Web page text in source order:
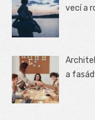
vecí a
a